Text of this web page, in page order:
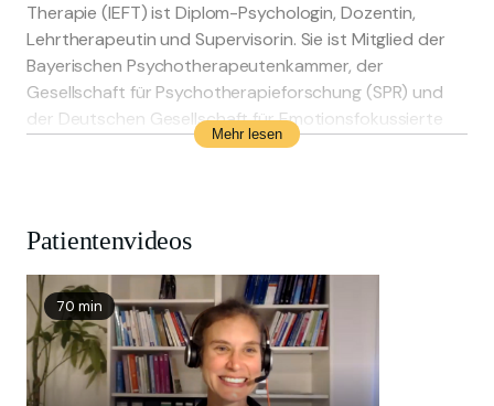
Therapie (IEFT) ist Diplom-Psychologin, Dozentin,
Lehrtherapeutin und Supervisorin. Sie ist Mitglied der
Bayerischen Psychotherapeutenkammer, der
Gesellschaft für Psychotherapieforschung (SPR) und
der Deutschen Gesellschaft für Emotionsfokussierte
Therapie (DeGEFT). Imke Herrmann ist ausgebildete
internationale Trainerin und Supervisorin),
Emotionsfokussierte Paartherapie und Integrative
Traumatherapie.
Sie ist außerdem Mitbegründerin des Institute for
Emotion Focused Therapy (IEFT), eines Instituts, das
von der ISEFT (International Society for Emotion-
Mehr lesen
Patientenvideos
70 min